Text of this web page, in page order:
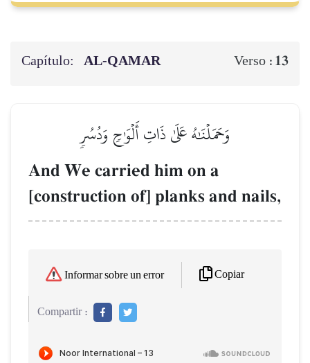
Capítulo: AL‑QAMAR Verso : 13
وَحَمَلۡنَٰهُ عَلَىٰ ذَاتِ أَلۡوَٰحٖ وَدُسُرٖ
And We carried him on a
[construction of] planks and nails,
Informar sobre un error Copiar
Compartir :